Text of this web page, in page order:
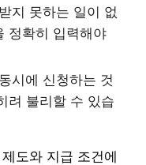
지 못하는 일이 없
정확히 입력해야
시에 신청하는 것
려 불리할 수 있습
도와 지급 조건에